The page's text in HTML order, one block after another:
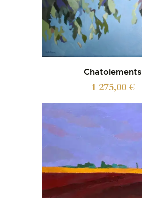
Chatoiements
1 275,00€